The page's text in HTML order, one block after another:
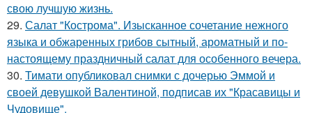
свою лучшую жизнь.
29. Салат "Кострома". Изысканное сочетание нежного
языка и обжаренных грибов сытный, ароматный и по-
настоящему праздничный салат для особенного вечера.
30. Тимати опубликовал снимки с дочерью Эммой и
своей девушкой Валентиной, подписав их "Красавицы и
Чудовище".